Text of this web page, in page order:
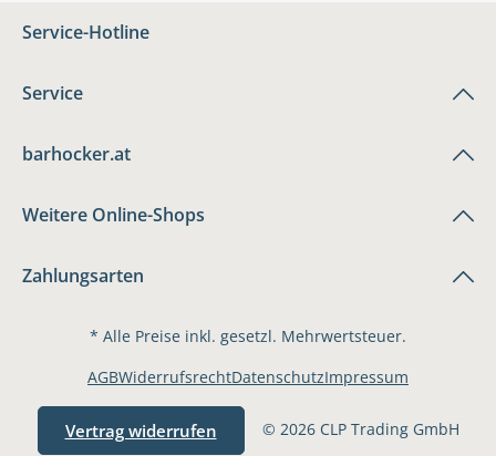
Service-Hotline
Service
barhocker.at
Weitere Online-Shops
Zahlungsarten
* Alle Preise inkl. gesetzl. Mehrwertsteuer.
Vertrag widerrufen © 2026 CLP Trading GmbH
AGBWiderrufsrechtDatenschutzImpressum